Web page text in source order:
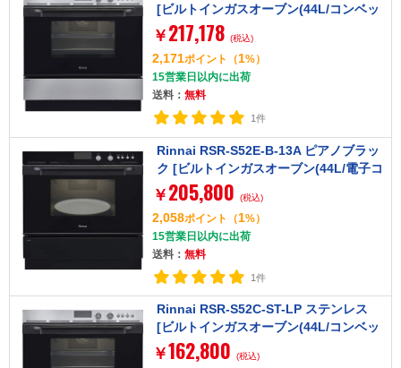
[ビルトインガスオーブン(44L/コンベッ
ク/都市ガス用)]
￥ 217,178 (税込)
2,171ポイント （1%）
15営業日以内に出荷
送料： 無料
1件
Rinnai RSR-S52E-B-13A ピアノブラッ
ク [ビルトインガスオーブン(44L/電子コ
ンベック/都市ガス用)]
￥ 205,800 (税込)
2,058ポイント （1%）
15営業日以内に出荷
送料： 無料
1件
Rinnai RSR-S52C-ST-LP ステンレス
[ビルトインガスオーブン(44L/コンベッ
ク/プロパンガス用)]
￥162,800 (税込)